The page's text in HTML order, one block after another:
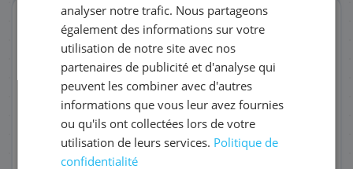
ORIGINAL
FRÉQUENCE
QUANTITÉ PAR LIVRAISON
DATE DE PREMIÈRE LIVRAISON SOUHAITÉE
analyser notre trafic. Nous partageons
également des informations sur votre
utilisation de notre site avec nos
partenaires de publicité et d'analyse qui
peuvent les combiner avec d'autres
informations que vous leur avez fournies
ou qu'ils ont collectées lors de votre
utilisation de leurs services. Politique de
confidentialité